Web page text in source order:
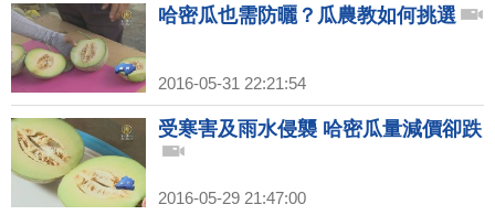
哈密瓜也需防曬？瓜農教如何挑選
2016-05-31 22:21:54
受寒害及雨水侵襲 哈密瓜量減價卻跌
2016-05-29 21:47:00